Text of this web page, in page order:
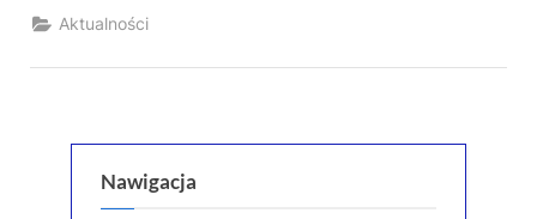
Aktualności
Nawigacja